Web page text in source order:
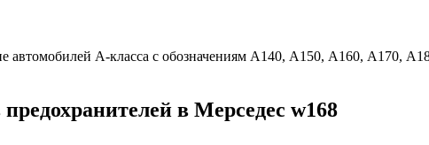
автомобилей А-класса с обозначениям А140, А150, А160, А170,
в Мерседес w168